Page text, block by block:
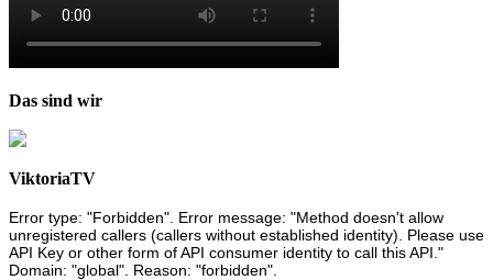
Das sind wir
ViktoriaTV
Error type: "Forbidden". Error message: "Method doesn't allow
unregistered callers (callers without established identity). Please use
API Key or other form of API consumer identity to call this API."
Domain: "global". Reason: "forbidden".